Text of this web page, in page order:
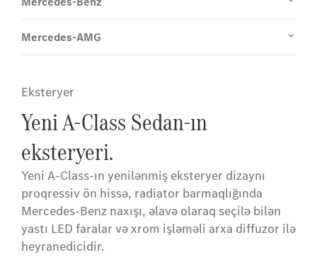
Mercedes-AMG
Eksteryer
Yeni A-Class Sedan-ın
eksteryeri.
Yeni A-Class-ın yenilənmiş eksteryer dizaynı
proqressiv ön hissə, radiator barmaqlığında
Mercedes-Benz naxışı, əlavə olaraq seçilə bilən
yastı LED faralar və xrom işləməli arxa diffuzor ilə
heyranedicidir.